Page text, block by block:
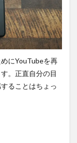
にYouTubeを再
。正直自分の目
ることはちょっ